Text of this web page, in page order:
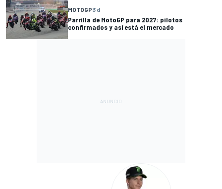
MOTOGP3 d
Parrilla de MotoGP para 2027: pilotos
confirmados y así está el mercado